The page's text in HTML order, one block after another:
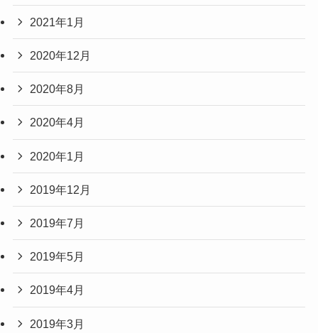
2021年1月
2020年12月
2020年8月
2020年4月
2020年1月
2019年12月
2019年7月
2019年5月
2019年4月
2019年3月